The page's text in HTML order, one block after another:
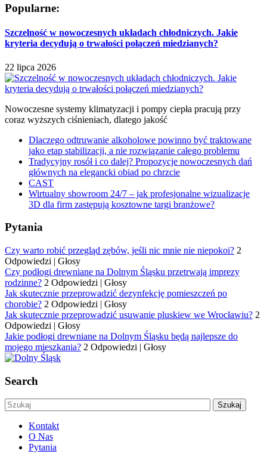
Popularne:
Szczelność w nowoczesnych układach chłodniczych. Jakie
kryteria decydują o trwałości połączeń miedzianych?
22 lipca 2026
Nowoczesne systemy klimatyzacji i pompy ciepła pracują przy
coraz wyższych ciśnieniach, dlatego jakość
Dlaczego odtruwanie alkoholowe powinno być traktowane
jako etap stabilizacji, a nie rozwiązanie całego problemu
Tradycyjny rosół i co dalej? Propozycje nowoczesnych dań
głównych na elegancki obiad po chrzcie
CAST
Wirtualny showroom 24/7 – jak profesjonalne wizualizacje
3D dla firm zastępują kosztowne targi branżowe?
Pytania
Czy warto robić przegląd zębów, jeśli nic mnie nie niepokoi? 2
Odpowiedzi | Głosy
Czy podłogi drewniane na Dolnym Śląsku przetrwają imprezy
rodzinne? 2 Odpowiedzi | Głosy
Jak skutecznie przeprowadzić dezynfekcję pomieszczeń po
chorobie? 2 Odpowiedzi | Głosy
Jak skutecznie przeprowadzić usuwanie pluskiew we Wrocławiu? 2
Odpowiedzi | Głosy
Jakie podłogi drewniane na Dolnym Śląsku będą najlepsze do
mojego mieszkania? 2 Odpowiedzi | Głosy
Search
Kontakt
O Nas
Pytania